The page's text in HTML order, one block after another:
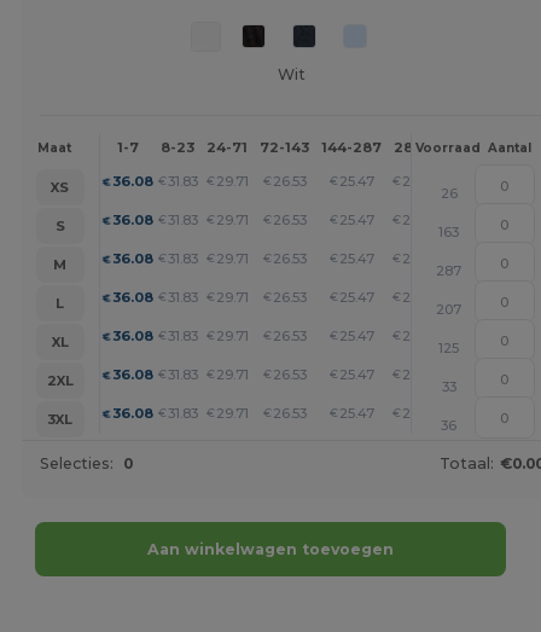
Wit
Maat 1-7 8-23 24-71 72-143 144-287 288 + Meer
Voorraad Aantal
XS €36.08 € 31.83 € 29.71 € 26.53 € 25.47 € 24.41
26
S
€36.08 € 31.83 € 29.71 € 26.53 € 25.47 € 24.41
163
M
€36.08 € 31.83 € 29.71 € 26.53 € 25.47 € 24.41 +
287
L
€36.08 € 31.83 € 29.71 € 26.53 € 25.47 € 24.41 +
207
XL
€36.08 € 31.83 € 29.71 € 26.53 € 25.47 € 24.41
125
2XL
€36.08 € 31.83 € 29.71 € 26.53 € 25.47 € 24.41
33
3XL
€36.08 € 31.83 € 29.71 € 26.53 € 25.47 € 24.41
36
Selecties: 0 Totaal:
Aan winkelwagen toevoegen